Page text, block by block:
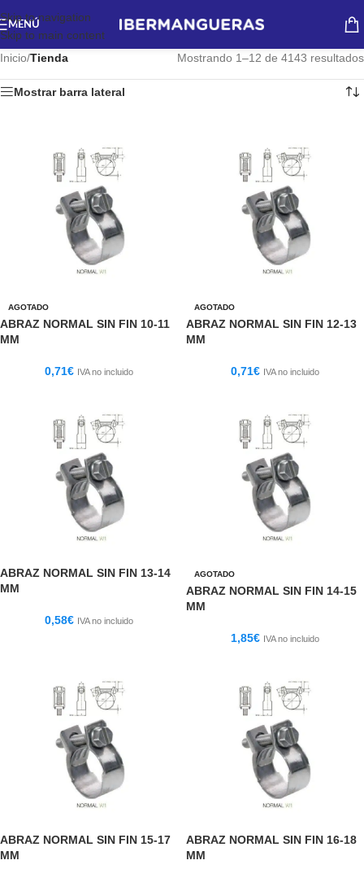
Skip to navigation
Skip to main content
MENÚ
Inicio/Tienda Mostrando 1–12 de 4143 resultados
Mostrar barra lateral
AGOTADO
ABRAZ NORMAL SIN FIN 10-11
MM
0,71€ IVA no incluido
AGOTADO
ABRAZ NORMAL SIN FIN 12-13
MM
0,71€ IVA no incluido
ABRAZ NORMAL SIN FIN 13-14
MM
0,58€ IVA no incluido
AGOTADO
ABRAZ NORMAL SIN FIN 14-15
MM
1,85€ IVA no incluido
ABRAZ NORMAL SIN FIN 15-17
MM
ABRAZ NORMAL SIN FIN 16-18
MM